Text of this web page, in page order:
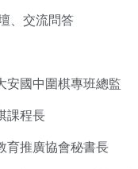
、交流問答
安國中圍棋專班總監
課程長
育推廣協會秘書長